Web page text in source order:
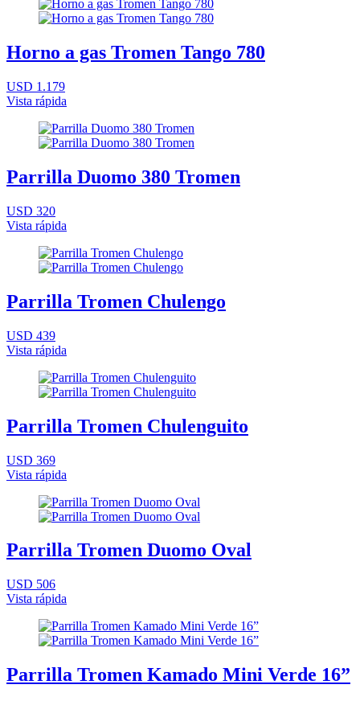
Horno a gas Tromen Tango 780
USD 1.179
Vista rápida
Parrilla Duomo 380 Tromen
USD 320
Vista rápida
Parrilla Tromen Chulengo
USD 439
Vista rápida
Parrilla Tromen Chulenguito
USD 369
Vista rápida
Parrilla Tromen Duomo Oval
USD 506
Vista rápida
Parrilla Tromen Kamado Mini Verde 16”